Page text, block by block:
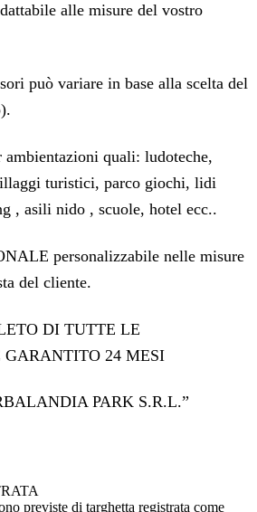
alle misure del vostro
può variare in base alla scelta del
ambientazioni quali: ludoteche,
turistici, parco giochi, lidi
, asili nido , scuole, hotel ecc..
personalizzabile nelle misure
del cliente.
DI TUTTE LE
24 MESI
PARK S.R.L.”
previste di targhetta registrata come